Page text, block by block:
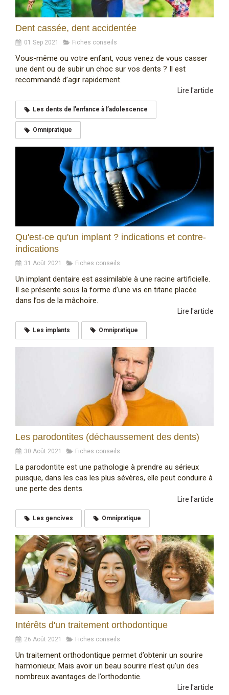
Dent cassée, dent accidentée
01 Sep 2021 Fiches conseils
Vous-même ou votre enfant, vous venez de vous casser
une dent ou de subir un choc sur vos dents ? Il est
recommandé d’agir rapidement.
Lire l'article
Les dents de l’enfance à l’adolescence
Omnipratique
Qu'est-ce qu'un implant ? indications et contre-
indications
31 Août 2021 Fiches conseils
Un implant dentaire est assimilable à une racine artificielle.
Il se présente sous la forme d’une vis en titane placée
dans l’os de la mâchoire.
Lire l'article
Les implants Omnipratique
Les parodontites (déchaussement des dents)
30 Août 2021 Fiches conseils
La parodontite est une pathologie à prendre au sérieux
puisque, dans les cas les plus sévères, elle peut conduire à
une perte des dents.
Lire l'article
Les gencives Omnipratique
Intérêts d'un traitement orthodontique
26 Août 2021 Fiches conseils
Un traitement orthodontique permet d’obtenir un sourire
harmonieux. Mais avoir un beau sourire n’est qu’un des
nombreux avantages de l’orthodontie.
Lire l'article